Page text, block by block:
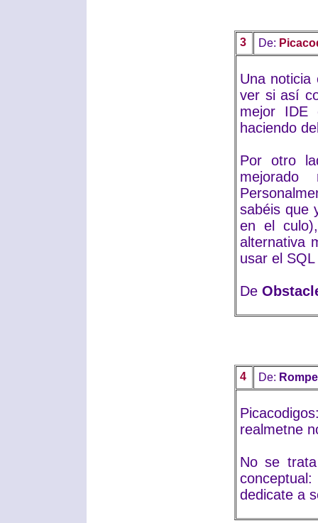
3 De:
Una noticia
ver si así
mejor
haciendo
Por otro
mejorado
sabéis que
en el
alternativa
usar el
De
4 De:
realmetne
No se
dedicate a